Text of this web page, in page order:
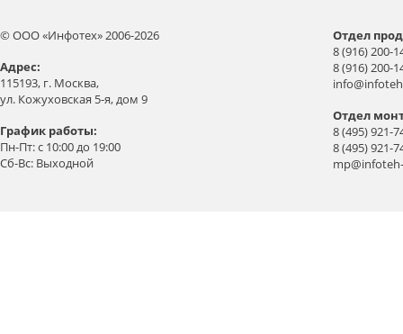
© ООО «Инфотех» 2006-2026
Aдрес:
115193, г. Москва,
ул. Кожуховская 5-я, дом 9
График работы:
Пн-Пт: с 10:00 до 19:00
Сб-Вс: Выходной
Отдел
8 (916) 200-
8 (916) 200-
Отдел
8 (495) 921-
8 (495) 921-